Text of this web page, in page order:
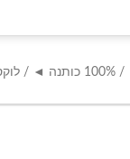
/ 100% כותנה ◄ /